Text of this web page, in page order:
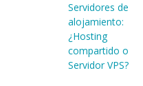
Servidores de
alojamiento:
¿Hosting
compartido o
Servidor VPS?